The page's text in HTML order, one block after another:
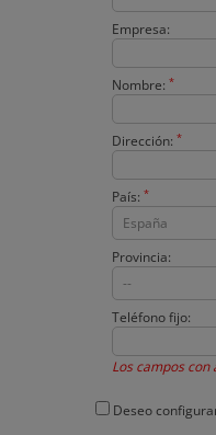
Empresa:
Nombre: *
Dirección: *
País: *
Provincia:
Teléfono fijo:
Los campos
Deseo